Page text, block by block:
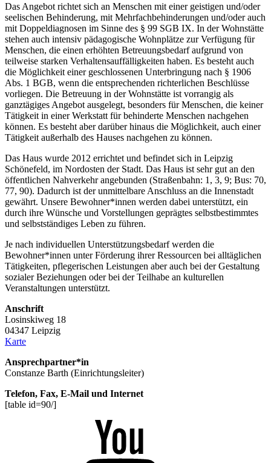
Das Angebot richtet sich an Menschen mit einer geistigen und/oder
seelischen Behinderung, mit Mehrfachbehinderungen und/oder auch
mit Doppeldiagnosen im Sinne des § 99 SGB IX. In der Wohnstätte
stehen auch intensiv pädagogische Wohnplätze zur Verfügung für
Menschen, die einen erhöhten Betreuungsbedarf aufgrund von
teilweise starken Verhaltensauffälligkeiten haben. Es besteht auch
die Möglichkeit einer geschlossenen Unterbringung nach § 1906
Abs. 1 BGB, wenn die entsprechenden richterlichen Beschlüsse
vorliegen. Die Betreuung in der Wohnstätte ist vorrangig als
ganztägiges Angebot ausgelegt, besonders für Menschen, die keiner
Tätigkeit in einer Werkstatt für behinderte Menschen nachgehen
können. Es besteht aber darüber hinaus die Möglichkeit, auch einer
Tätigkeit außerhalb des Hauses nachgehen zu können.
Das Haus wurde 2012 errichtet und befindet sich in Leipzig
Schönefeld, im Nordosten der Stadt. Das Haus ist sehr gut an den
öffentlichen Nahverkehr angebunden (Straßenbahn: 1, 3, 9; Bus: 70,
77, 90). Dadurch ist der unmittelbare Anschluss an die Innenstadt
gewährt. Unsere Bewohner*innen werden dabei unterstützt, ein
durch ihre Wünsche und Vorstellungen geprägtes selbstbestimmtes
und selbstständiges Leben zu führen.
Je nach individuellen Unterstützungsbedarf werden die
Bewohner*innen unter Förderung ihrer Ressourcen bei alltäglichen
Tätigkeiten, pflegerischen Leistungen aber auch bei der Gestaltung
sozialer Beziehungen oder bei der Teilhabe an kulturellen
Veranstaltungen unterstützt.
Anschrift
Losinskiweg 18
04347 Leipzig
Karte
Ansprechpartner*in
Constanze Barth (Einrichtungsleiter)
Telefon, Fax, E-Mail und Internet
[table id=90/]